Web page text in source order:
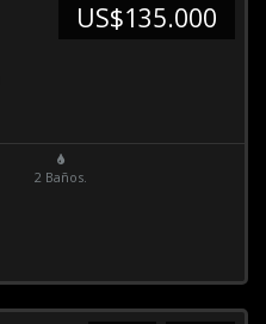
US$135.000
2 Baños.